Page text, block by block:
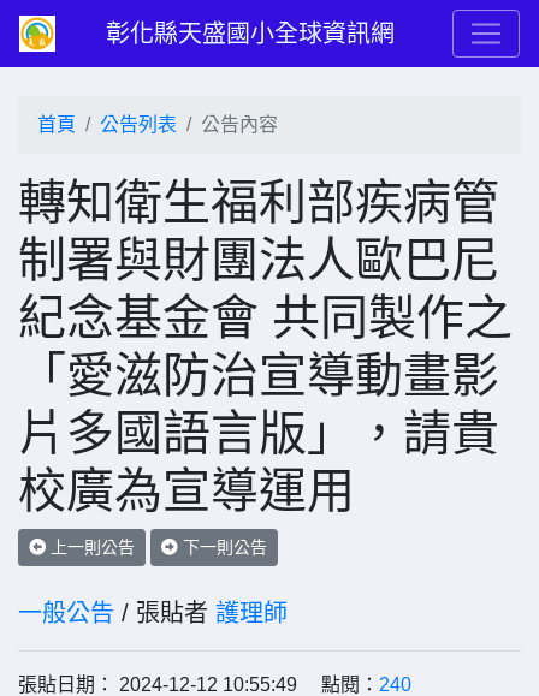
彰化縣天盛國小全球資訊網
首頁 公告列表 公告內容
轉知衛生福利部疾病管
制署與財團法人歐巴尼
紀念基金會 共同製作之
「愛滋防治宣導動畫影
片多國語言版」，請貴
校廣為宣導運用
上一則公告 下一則公告
一般公告 / 張貼者 護理師
張貼日期： 2024-12-12 10:55:49 點閱： 240